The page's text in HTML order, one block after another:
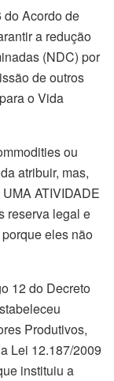
do Acordo de
a redução
(NDC) por
de outros
o Vida
ou
atribuir, mas,
ATIVIDADE
reserva legal e
eles não
12 do Decreto
Produtivos,
Lei 12.187/2009
instituiu a